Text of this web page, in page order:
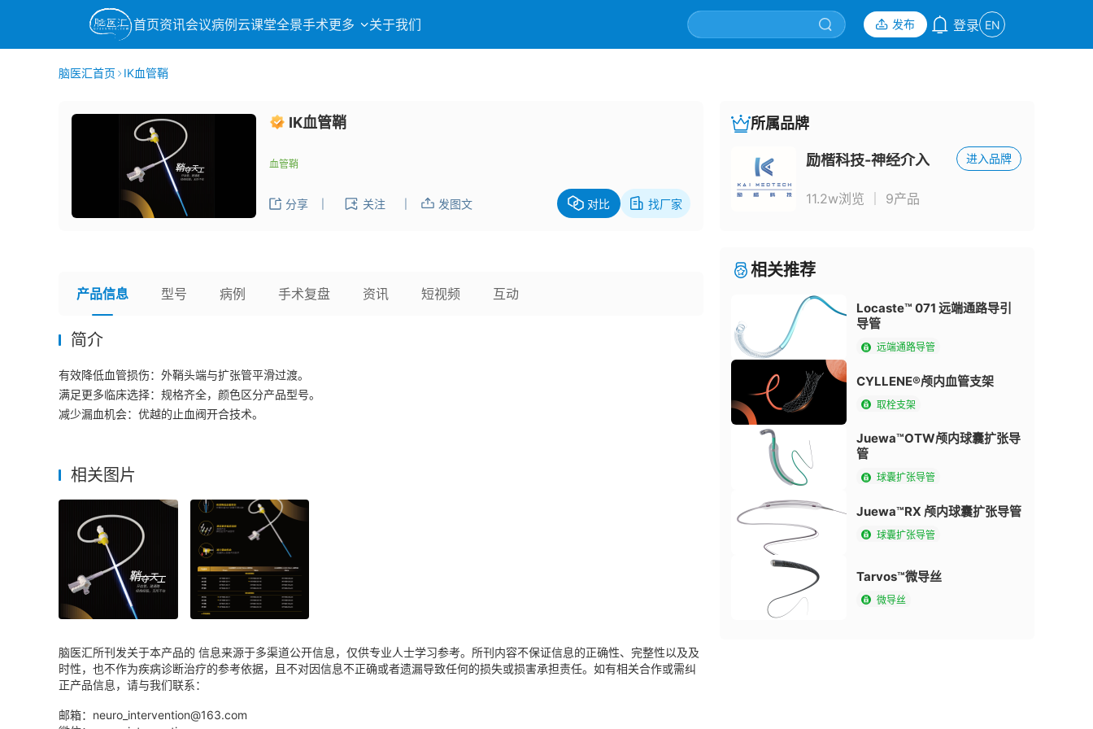
首页资讯会议病例 云课堂全景手术更多 关于我们 发布 登录 EN
脑医汇首页 IK血管鞘
IK血管鞘
血管鞘
分享 关注 发图文 对比 找厂家
产品信息 型号 病例 手术复盘 资讯 短视频 互动
简介
有效降低血管损伤：外鞘头端与扩张管平滑过渡。
满足更多临床选择：规格齐全，颜色区分产品型号。
减少漏血机会：优越的止血阀开合技术。
相关图片
脑医汇所刊发关于本产品的 信息来源于多渠道公开信息，仅供专业人士学习参考。所刊内容不保证信息的正确性、完整性以及及
时性，也不作为疾病诊断治疗的参考依据，且不对因信息不正确或者遗漏导致任何的损失或损害承担责任。如有相关合作或需纠
正产品信息，请与我们联系：
邮箱：neuro_intervention@163.com
所属品牌
励楷科技-神经介入
11.2w浏览 9产品
进入品牌
相关推荐
Locaste™ 071 远端通路导引
导管
远端通路导管
CYLLENE®颅内血管支架
取栓支架
Juewa™OTW颅内球囊扩张导
管
球囊扩张导管
Juewa™RX 颅内球囊扩张导管
球囊扩张导管
Tarvos™微导丝
微导丝